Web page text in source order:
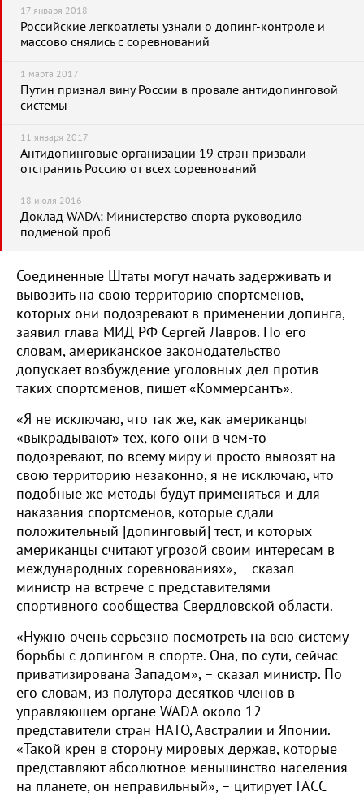
17 января 2018
Российские легкоатлеты узнали о допинг-контроле и
массово снялись с соревнований
1 марта 2017
Путин признал вину России в провале антидопинговой
системы
11 января 2017
Антидопинговые организации 19 стран призвали
отстранить Россию от всех соревнований
18 июля 2016
Доклад WADA: Министерство спорта руководило
подменой проб
Соединенные Штаты могут начать задерживать и
вывозить на свою территорию спортсменов,
которых они подозревают в применении допинга,
заявил глава МИД РФ Сергей Лавров. По его
словам, американское законодательство
допускает возбуждение уголовных дел против
таких спортсменов, пишет «Коммерсантъ».
«Я не исключаю, что так же, как американцы
«выкрадывают» тех, кого они в чем-то
подозревают, по всему миру и просто вывозят на
свою территорию незаконно, я не исключаю, что
подобные же методы будут применяться и для
наказания спортсменов, которые сдали
положительный [допинговый] тест, и которых
американцы считают угрозой своим интересам в
международных соревнованиях», – сказал
министр на встрече с представителями
спортивного сообщества Свердловской области.
«Нужно очень серьезно посмотреть на всю систему
борьбы с допингом в спорте. Она, по сути, сейчас
приватизирована Западом», – сказал министр. По
его словам, из полутора десятков членов в
управляющем органе WADA около 12 –
представители стран НАТО, Австралии и Японии.
«Такой крен в сторону мировых держав, которые
представляют абсолютное меньшинство населения
на планете, он неправильный», – цитирует ТАСС